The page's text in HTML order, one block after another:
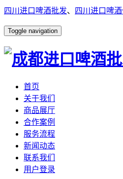
四川进口啤酒批发、 四川进口啤
Toggle navigation
首页
关于我们
商品展厅
合作案例
服务流程
新闻动态
联系我们
用户登录